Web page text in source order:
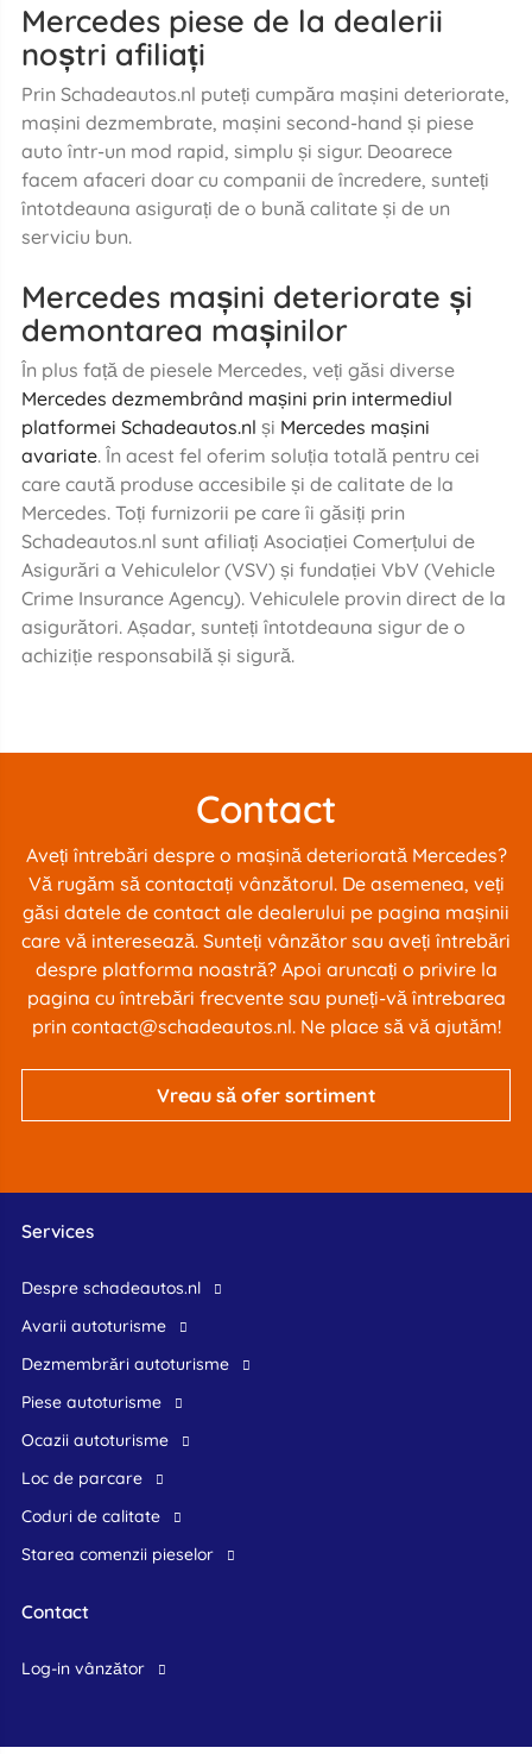
Mercedes piese de la dealerii
noștri afiliați
Prin Schadeautos.nl puteți cumpăra mașini deteriorate,
mașini dezmembrate, mașini second-hand și piese
auto într-un mod rapid, simplu și sigur. Deoarece
facem afaceri doar cu companii de încredere, sunteți
întotdeauna asigurați de o bună calitate și de un
serviciu bun.
Mercedes mașini deteriorate și
demontarea mașinilor
În plus față de piesele Mercedes, veți găsi diverse
Mercedes dezmembrând mașini prin intermediul
platformei Schadeautos.nl și Mercedes mașini
avariate. În acest fel oferim soluția totală pentru cei
care caută produse accesibile și de calitate de la
Mercedes. Toți furnizorii pe care îi găsiți prin
Schadeautos.nl sunt afiliați Asociației Comerțului de
Asigurări a Vehiculelor (VSV) și fundației VbV (Vehicle
Crime Insurance Agency). Vehiculele provin direct de la
asigurători. Așadar, sunteți întotdeauna sigur de o
achiziție responsabilă și sigură.
Contact
Aveți întrebări despre o mașină deteriorată Mercedes?
Vă rugăm să contactați vânzătorul. De asemenea, veți
găsi datele de contact ale dealerului pe pagina mașinii
care vă interesează. Sunteți vânzător sau aveți întrebări
despre platforma noastră? Apoi aruncați o privire la
pagina cu întrebări frecventesau puneți-vă întrebarea
prin contact@schadeautos.nl. Ne place să vă ajutăm!
Vreau să ofer sortiment
Services
Despre schadeautos.nl
Avarii autoturisme
Dezmembrări autoturisme
Piese autoturisme
Ocazii autoturisme
Loc de parcare
Coduri de calitate
Starea comenzii pieselor
Contact
log-in vânzător